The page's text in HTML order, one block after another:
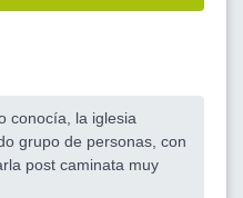
conocía, la iglesia
grupo de personas, con
post caminata muy